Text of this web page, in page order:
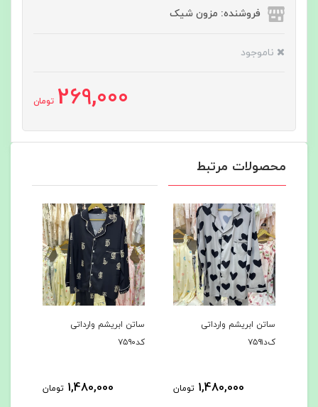
فروشنده: مزون شیک
ناموجود
269,000 تومان
محصولات مرتبط
ساتن ابریشم وارداتی
ک‌د۷۵۹۱
1,480,000 تومان
ساتن ابریشم وارداتی
کد۷۵۹۰
1,480,000 تومان